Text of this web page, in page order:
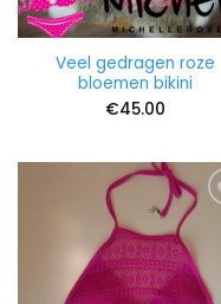
Veel gedragen roze
bloemen bikini
€45.00